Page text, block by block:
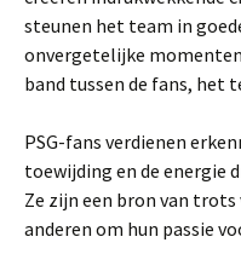
steunen het team in
onvergetelijke
band tussen de fans, het
PSG-fans verdienen
toewijding en de energie
Ze zijn een bron van
anderen om hun passie